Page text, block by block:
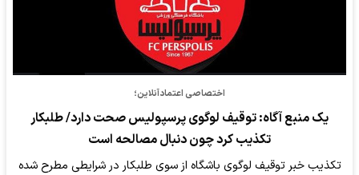
اختصاصی اعتمادآنلاین؛
یک منبع آگاه: توقیف لوگوی پرسپولیس صحت دارد/ طلبکار
تکذیب کرد چون دنبال مصالحه است
تکذیب خبر توقیف لوگوی باشگاه از سوی طلبکار در شرایطی مطرح شده